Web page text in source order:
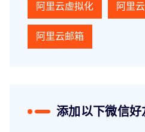
阿里云虚拟化 阿里
阿里云邮箱
添加以下微信